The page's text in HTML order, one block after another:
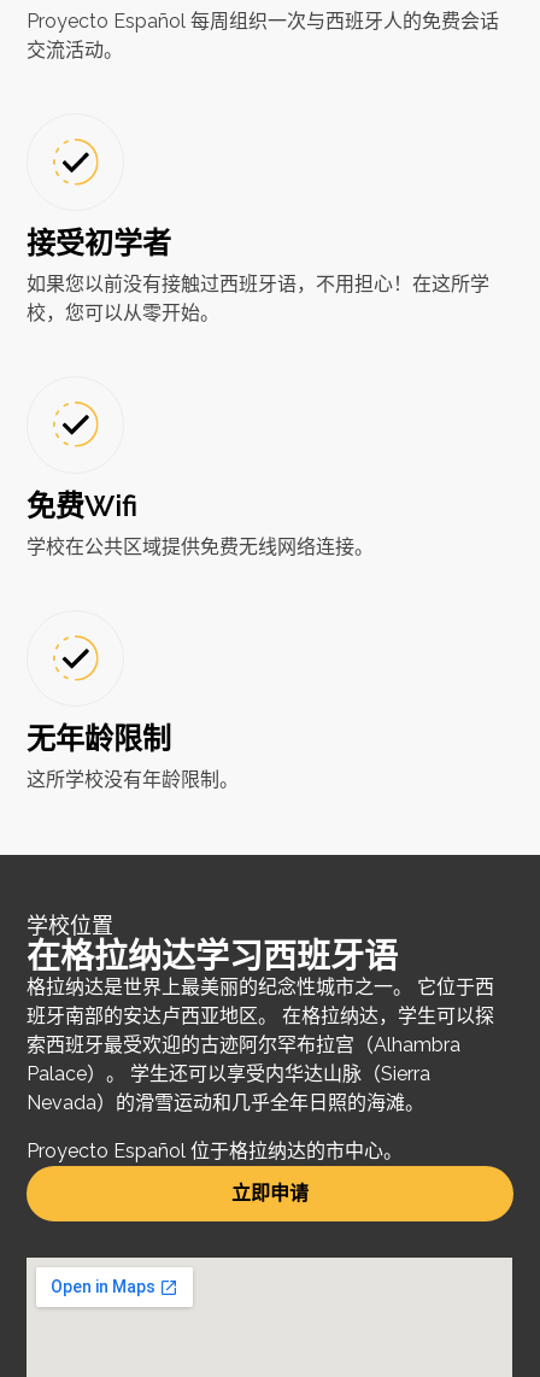
Proyecto Español 每周组织一次与西班牙人的免费会话
交流活动。
接受初学者
如果您以前没有接触过西班牙语，不用担心！在这所学
校，您可以从零开始。
免费Wifi
学校在公共区域提供免费无线网络连接。
无年龄限制
这所学校没有年龄限制。
学校位置
在格拉纳达学习西班牙语
格拉纳达是世界上最美丽的纪念性城市之一。 它位于西
班牙南部的安达卢西亚地区。 在格拉纳达，学生可以探
索西班牙最受欢迎的古迹阿尔罕布拉宫（Alhambra
Palace）。 学生还可以享受内华达山脉（Sierra
Nevada）的滑雪运动和几乎全年日照的海滩。
Proyecto Español 位于格拉纳达的市中心。
立即申请